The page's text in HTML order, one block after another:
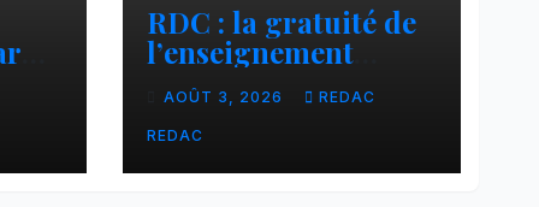
RDC : la gratuité de
l’enseignement
primaire, vision
phare du Président
Félix Tshisekedi
réaffirmée par une
AOÛT 3, 2026 REDAC
REDAC